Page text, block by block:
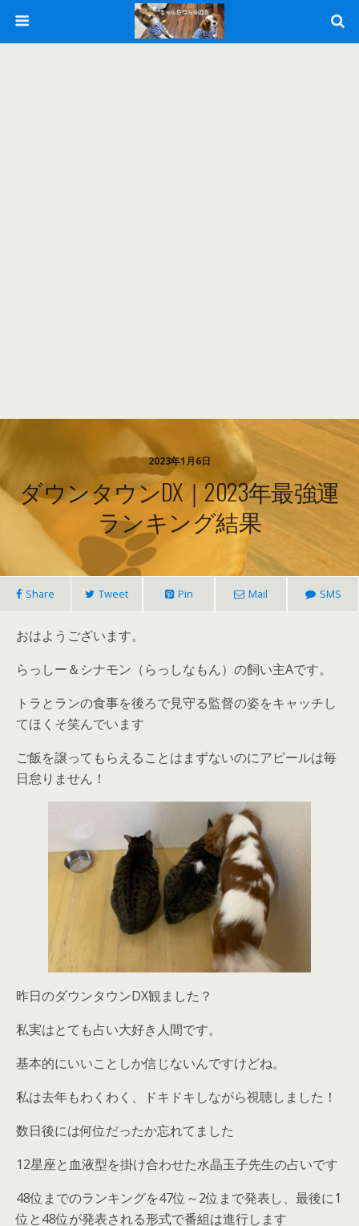
2023年1月6日
ダウンタウンDX｜2023年最強運
ランキング結果
Share Tweet Pin Mail SMS
おはようございます。
らっしー＆シナモン（らっしなもん）の飼い主Aです。
トラとランの食事を後ろで見守る監督の姿をキャッチし
てほくそ笑んでいます
ご飯を譲ってもらえることはまずないのにアピールは毎
日怠りません！
昨日のダウンタウンDX観ました？
私実はとても占い大好き人間です。
基本的にいいことしか信じないんですけどね。
私は去年もわくわく、ドキドキしながら視聴しました！
数日後には何位だったか忘れてました
12星座と血液型を掛け合わせた水晶玉子先生の占いです
48位までのランキングを47位～2位まで発表し、最後に1
位と48位が発表される形式で番組は進行します